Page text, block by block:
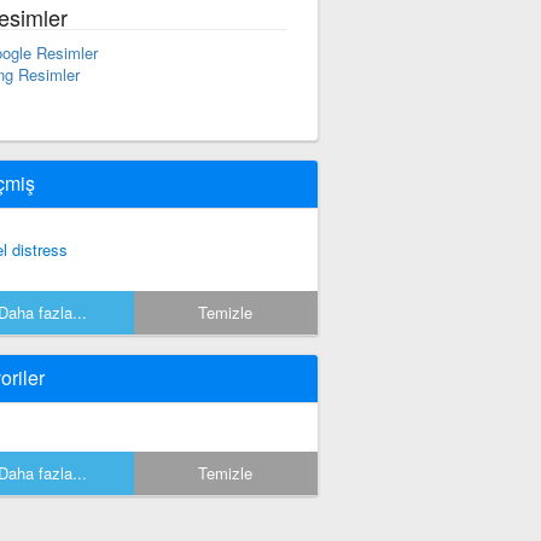
Resimler
Resimler
distress
Daha fazla... Temizle
Daha fazla... Temizle